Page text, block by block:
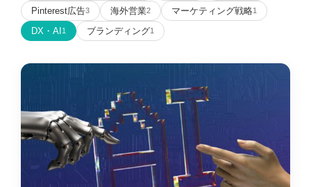
Pinterest広告3 海外営業2 マーケティング戦略1
DX・AI1 ブランディング1